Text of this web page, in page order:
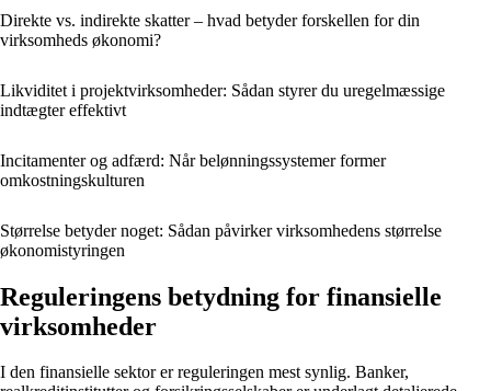
Direkte vs. indirekte skatter – hvad betyder forskellen for din
virksomheds økonomi?
Likviditet i projektvirksomheder: Sådan styrer du uregelmæssige
indtægter effektivt
Incitamenter og adfærd: Når belønningssystemer former
omkostningskulturen
Størrelse betyder noget: Sådan påvirker virksomhedens størrelse
økonomistyringen
Reguleringens betydning for finansielle
virksomheder
I den finansielle sektor er reguleringen mest synlig. Banker,